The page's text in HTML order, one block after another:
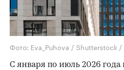
Фото: Eva_Puhova / Shutterstock /
С января по июль 2026